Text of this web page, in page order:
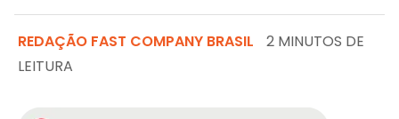
REDAÇÃO FAST COMPANY BRASIL
2 MINUTOS DE
LEITURA